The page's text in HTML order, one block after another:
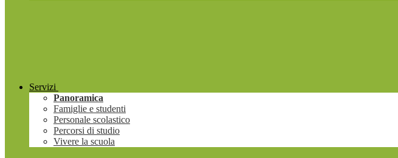
Servizi
Panoramica
Famiglie e studenti
Personale scolastico
Percorsi di studio
Vivere la scuola